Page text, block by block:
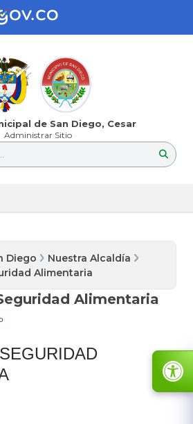
de San Diego, Cesar
Administrar Sitio
Diego
Nuestra Alcaldía
Alimentaria
Alimentaria